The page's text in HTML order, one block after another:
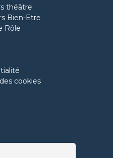
théâtre
Bien-Etre
Rôle
cookies